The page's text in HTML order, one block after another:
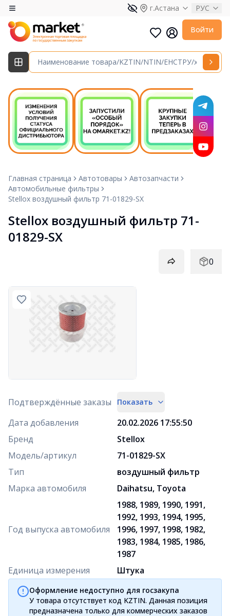
г.Астана РУС
Войти
Главная страница Автотовары
Автозапчасти
Автомобильные фильтры
Stellox воздушный фильтр 71-01829-SX
Stellox воздушный фильтр 71-
01829-SX
0
Подтверждённые заказы Показать
Дата добавления
20.02.2026 17:55:50
Бренд
Stellox
Модель/артикул
71-01829-SX
Тип
воздушный фильтр
Марка автомобиля
Daihatsu, Toyota
Год выпуска автомобиля
1988, 1989, 1990, 1991,
1992, 1993, 1994, 1995,
1996, 1997, 1998, 1982,
1983, 1984, 1985, 1986,
1987
Единица измерения
Штука
Оформление недоступно для госзакупа
У товара отсутствует код KZTIN. Данная позиция
предназначена только для коммерческих заказов